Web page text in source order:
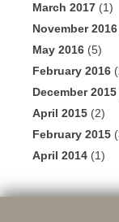
March 2017 (1)
November 2016
May 2016 (5)
February 2016
December 2015
April 2015 (2)
February 2015
April 2014 (1)